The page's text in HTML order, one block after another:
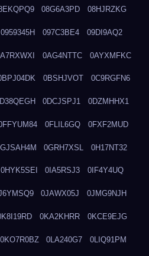
08G6A3PD 08HJRZKG
0959345H 097C3BE4 09DI9AQ2
0AG4NTTC 0AYXMFKC
0BSHJVOT 0C9RGFN6
0DCJSPJ1 0DZMHHX1
0FLIL6GQ 0FXF2MUD
0GRH7XSL 0H17NT32
0HYK5SEI 0IA5RSJ3 0IF4Y4UQ
0JAWX05J 0JMG9NJH
0KA2KHRR 0KCE9EJG
0KO7R0BZ 0LA240G7 0LIQ91PM